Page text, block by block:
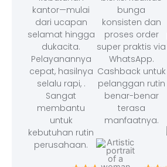
kantor—mulai
dari ucapan
selamat hingga
dukacita.
Pelayanannya
cepat, hasilnya
selalu rapi, .
Sangat
membantu
untuk
kebutuhan rutin
perusahaan.
bunga
konsisten dan
proses order
super praktis via
WhatsApp.
Cashback untuk
pelanggan rutin
benar-benar
terasa
manfaatnya.